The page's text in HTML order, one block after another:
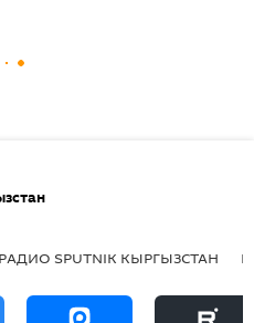
РАДИО SPUTNIK КЫРГЫЗСТАН